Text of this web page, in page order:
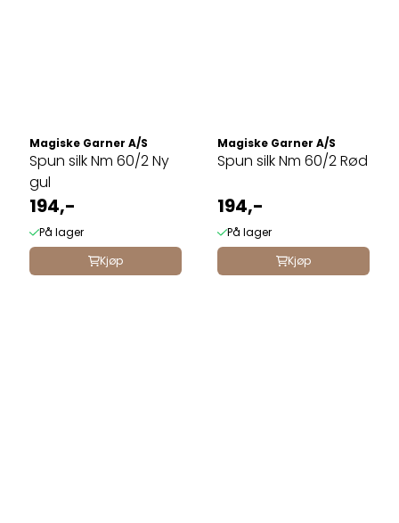
Magiske Garner A/S
Spun silk Nm 60/2 Ny
gul
194,-
På lager
Kjøp
Magiske Garner A/S
Spun silk Nm 60/2 Rød
194,-
På lager
Kjøp